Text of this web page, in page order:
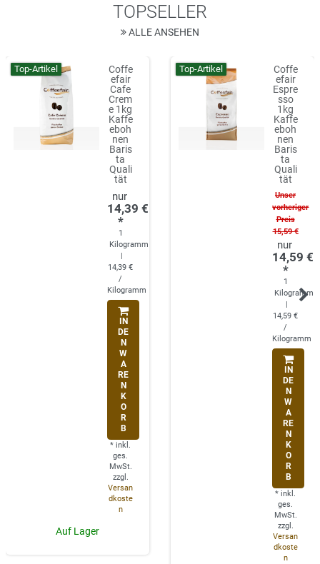
TOPSELLER
ALLE ANSEHEN
Top-Artikel
Coffe
efair
Cafe
Crem
e 1kg
Kaffe
eboh
nen
Baris
ta
Quali
tät
14,39 €
*
1
Kilogramm
14,39 €
/
Kilogramm
IN
DE
N
W
A
RE
N
K
O
R
B
* inkl.
ges.
MwSt.
zzgl.
Versan
dkoste
n
Auf Lager
Top-Artikel
Coffe
efair
Espre
sso
1kg
Kaffe
eboh
nen
Baris
ta
Quali
tät
Unser
vorheriger
Preis
15,59 €
14,59 €
*
1
Kilogramm
14,59 €
/
Kilogramm
IN
DE
N
W
A
RE
N
K
O
R
B
* inkl.
ges.
MwSt.
zzgl.
Versan
dkoste
n